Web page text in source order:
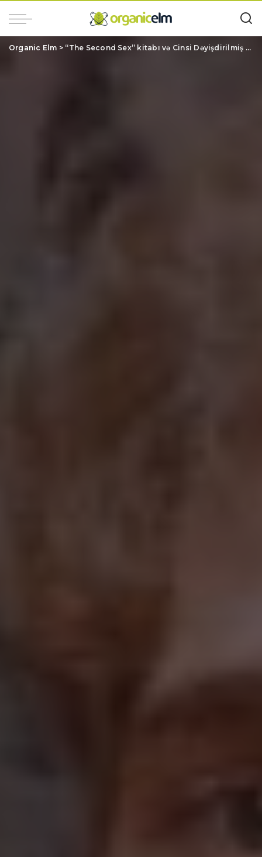
Organic Elm > “The Second Sex” kitabı və Cinsi Dəyişdirilmiş Oğlan